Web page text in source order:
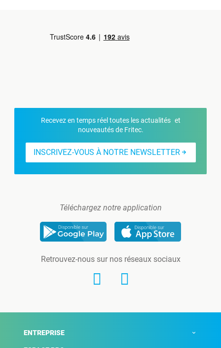
Recevez en temps réel toutes les actualités et
nouveautés de Fritec.
INSCRIVEZ-VOUS À NOTRE NEWSLETTER
Téléchargez notre application
Retrouvez-nous sur nos réseaux sociaux
ENTREPRISE